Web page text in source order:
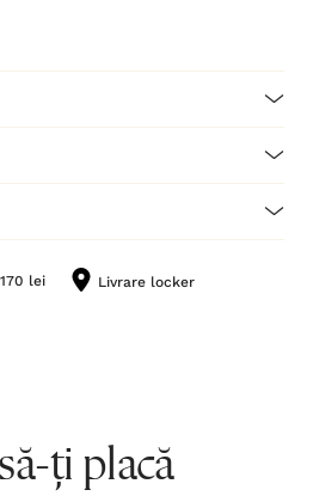
lei Livrare locker
ți placă